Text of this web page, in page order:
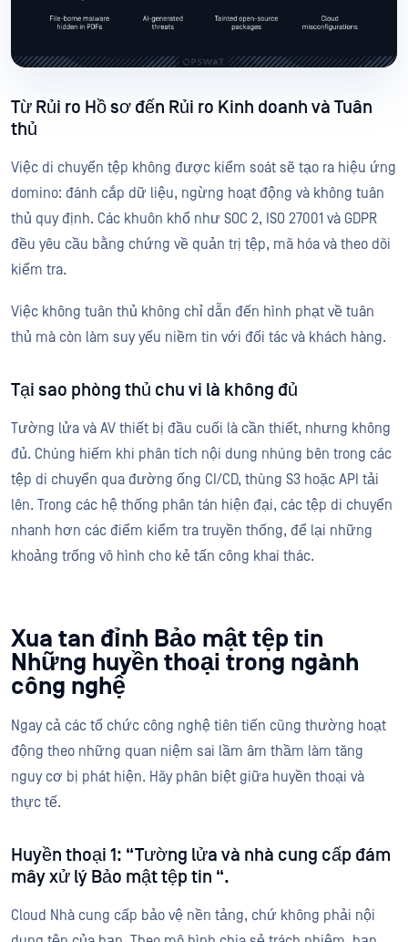
Từ Rủi ro Hồ sơ đến Rủi ro Kinh doanh và Tuân
thủ
Việc di chuyển tệp không được kiểm soát sẽ tạo ra hiệu ứng
domino: đánh cắp dữ liệu, ngừng hoạt động và không tuân
thủ quy định. Các khuôn khổ như SOC 2, ISO 27001 và GDPR
đều yêu cầu bằng chứng về quản trị tệp, mã hóa và theo dõi
kiểm tra.
Việc không tuân thủ không chỉ dẫn đến hình phạt về tuân
thủ mà còn làm suy yếu niềm tin với đối tác và khách hàng.
Tại sao phòng thủ chu vi là không đủ
Tường lửa và AV thiết bị đầu cuối là cần thiết, nhưng không
đủ. Chúng hiếm khi phân tích nội dung nhúng bên trong các
tệp di chuyển qua đường ống CI/CD, thùng S3 hoặc API tải
lên. Trong các hệ thống phân tán hiện đại, các tệp di chuyển
nhanh hơn các điểm kiểm tra truyền thống, để lại những
khoảng trống vô hình cho kẻ tấn công khai thác.
Xua tan đỉnh Bảo mật tệp tin
Những huyền thoại trong ngành
công nghệ
Ngay cả các tổ chức công nghệ tiên tiến cũng thường hoạt
động theo những quan niệm sai lầm âm thầm làm tăng
nguy cơ bị phát hiện. Hãy phân biệt giữa huyền thoại và
thực tế.
Huyền thoại 1: “Tường lửa và nhà cung cấp đám
mây xử lý Bảo mật tệp tin “.
Cloud Nhà cung cấp bảo vệ nền tảng, chứ không phải nội